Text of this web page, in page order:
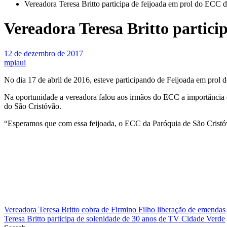
Vereadora Teresa Britto participa de feijoada em prol do ECC
Vereadora Teresa Britto
12 de dezembro de 2017
mpiaui
No dia 17 de abril de 2016, esteve participando de Feijoada em prol
Na oportunidade a vereadora falou aos irmãos do ECC a
do São Cristóvão.
“Esperamos que com essa feijoada, o ECC da Paróquia de São
Navegação
Vereadora Teresa Britto cobra de Firmino Filho liberação de emendas
Teresa Britto participa de solenidade de 30 anos de TV Cidade Verde